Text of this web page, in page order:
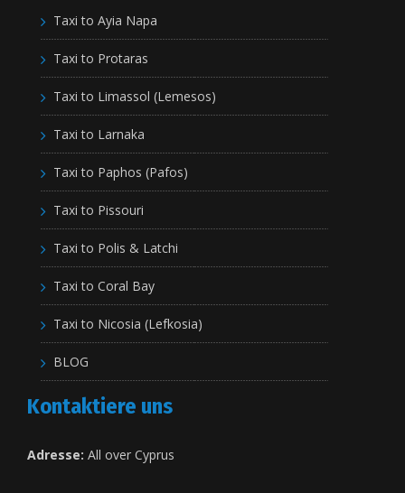
Taxi to Ayia Napa
Taxi to Protaras
Taxi to Limassol (Lemesos)
Taxi to Larnaka
Taxi to Paphos (Pafos)
Taxi to Pissouri
Taxi to Polis & Latchi
Taxi to Coral Bay
Taxi to Nicosia (Lefkosia)
BLOG
Kontaktiere uns
Adresse: All over Cyprus